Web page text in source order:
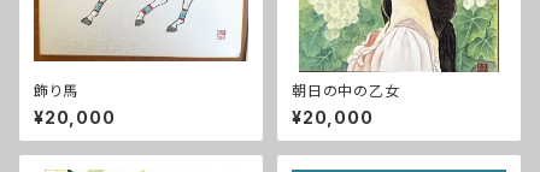
飾り馬
¥20,000
朝日の中の乙女
¥20,000